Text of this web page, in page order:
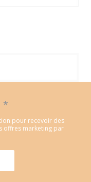
*
pour recevoir des
offres marketing par